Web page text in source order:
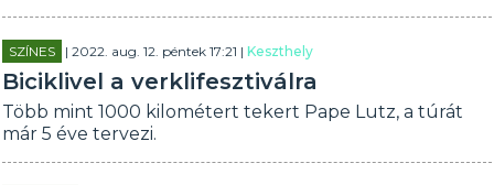
SZÍNES | 2022. aug. 12. péntek 17:21 |Keszthely
Biciklivel a verklifesztiválra
Több mint 1000 kilométert tekert Pape Lutz, a túrát
már 5 éve tervezi.